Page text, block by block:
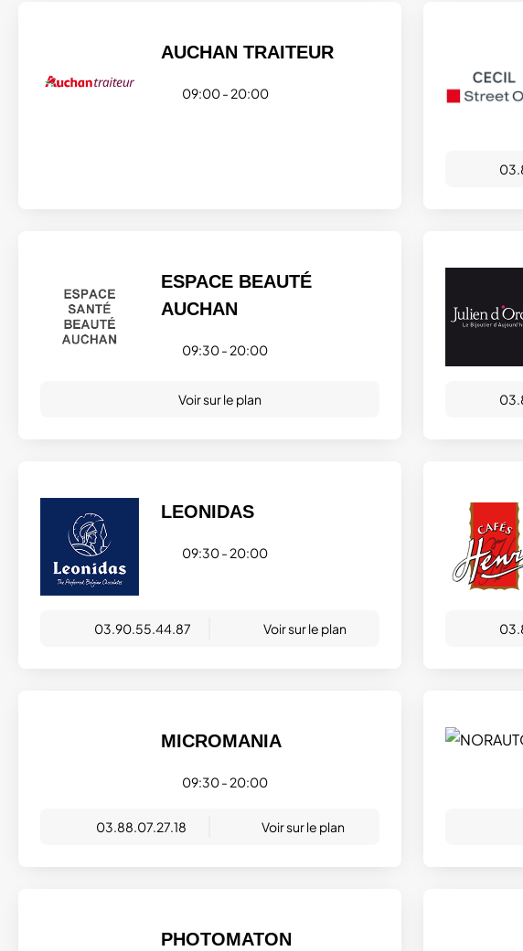
AUCHAN TRAITEUR
09:00 - 20:00
ESPACE BEAUTÉ
AUCHAN
09:30 - 20:00
Voir sur le plan
LEONIDAS
09:30 - 20:00
03.90.55.44.87 Voir sur le plan
MICROMANIA
09:30 - 20:00
03.88.07.27.18 Voir sur le plan
PHOTOMATON